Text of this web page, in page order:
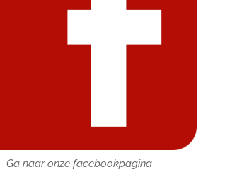
Ga naar onze facebookpagina